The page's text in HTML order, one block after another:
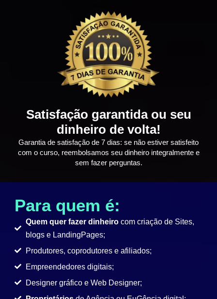
Satisfação garantida ou seu
dinheiro de volta!
Garantia de satisfação de 7 dias: se não estiver satisfeito
com o curso, reembolsamos seu dinheiro integralmente e
sem fazer perguntas.
Para quem é:
Quem quer fazer dinheiro com criação de Sites,
blogs e LandingPages;
Produtores, coprodutores e afiliados;
Empreendedores digitais;
Designer gráfico e Web Designer;